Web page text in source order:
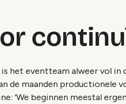
het eventteam alweer vol in
de maanden productionele
‘We beginnen meestal